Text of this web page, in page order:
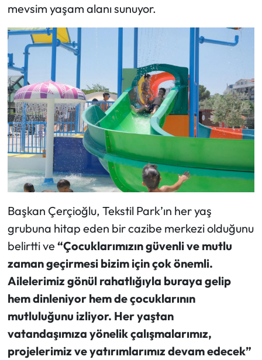
mevsim yaşam alanı sunuyor.
Başkan Çerçioğlu, Tekstil Park’ın her yaş
grubuna hitap eden bir cazibe merkezi olduğunu
belirtti ve “Çocuklarımızın güvenli ve mutlu
zaman geçirmesi bizim için çok önemli.
Ailelerimiz gönül rahatlığıyla buraya gelip
hem dinleniyor hem de çocuklarının
mutluluğunu izliyor. Her yaştan
vatandaşımıza yönelik çalışmalarımız,
projelerimiz ve yatırımlarımız devam edecek”